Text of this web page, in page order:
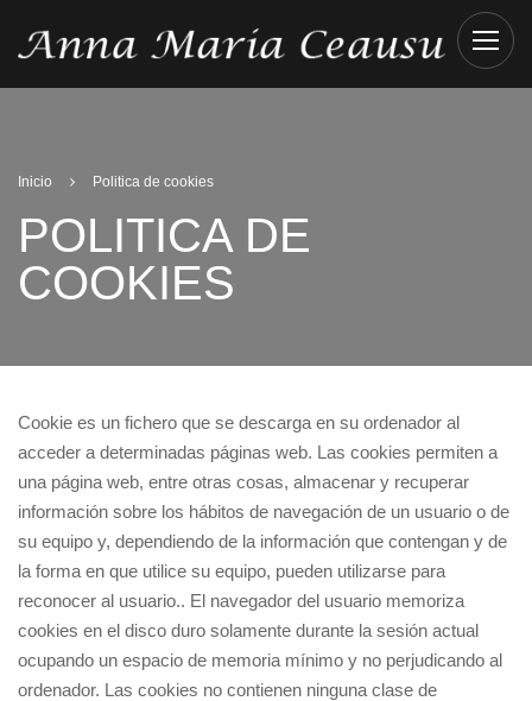
Inicio Politica de cookies
POLITICA DE
COOKIES
Cookie es un fichero que se descarga en su ordenador al
acceder a determinadas páginas web. Las cookies permiten a
una página web, entre otras cosas, almacenar y recuperar
información sobre los hábitos de navegación de un usuario o de
su equipo y, dependiendo de la información que contengan y de
la forma en que utilice su equipo, pueden utilizarse para
reconocer al usuario.. El navegador del usuario memoriza
cookies en el disco duro solamente durante la sesión actual
ocupando un espacio de memoria mínimo y no perjudicando al
ordenador. Las cookies no contienen ninguna clase de